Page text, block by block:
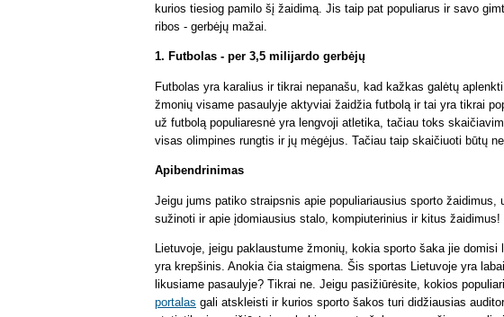
kurios tiesiog pamilo šį žaidimą. Jis taip pat populiarus ir savo
ribos - gerbėjų mažai.
1. Futbolas - per 3,5 milijardo gerbėjų
Futbolas yra karalius ir tikrai nepanašu, kad kažkas galėtų
žmonių visame pasaulyje aktyviai žaidžia futbolą ir tai yra tikrai
už futbolą populiaresnė yra lengvoji atletika, tačiau toks
visas olimpines rungtis ir jų mėgėjus. Tačiau taip skaičiuoti būtų
Apibendrinimas
Jeigu jums patiko straipsnis apie populiariausius sporto žaidimus,
sužinoti ir apie įdomiausius stalo, kompiuterinius ir kitus žaidimus!
Lietuvoje, jeigu paklaustume žmonių, kokia sporto šaka jie
yra krepšinis. Anokia čia staigmena. Šis sportas Lietuvoje yra
likusiame pasaulyje? Tikrai ne. Jeigu pasižiūrėsite, kokios
portalas gali atskleisti ir kurios sporto šakos turi didžiausias